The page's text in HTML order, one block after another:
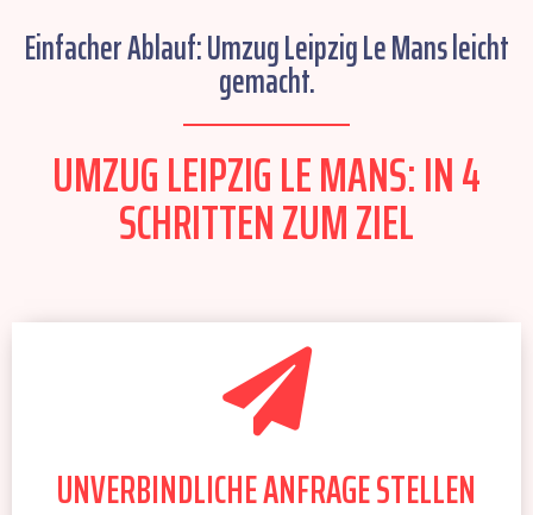
Einfacher Ablauf: Umzug Leipzig Le Mans leicht
gemacht.
UMZUG LEIPZIG LE MANS: IN 4
SCHRITTEN ZUM ZIEL
UNVERBINDLICHE ANFRAGE STELLEN